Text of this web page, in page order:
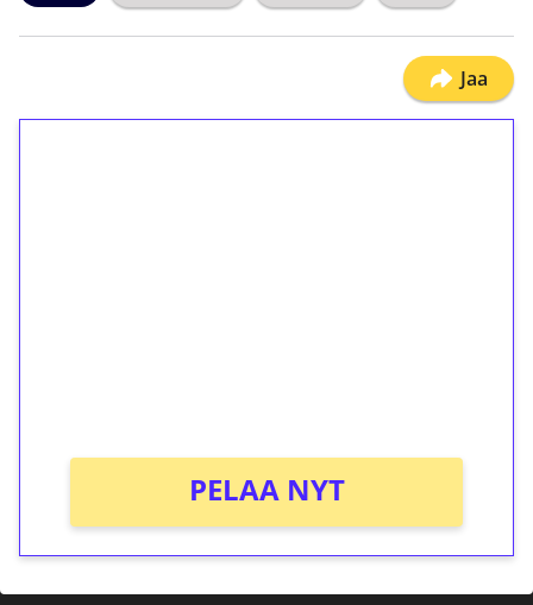
Jaa
PELAA NYT